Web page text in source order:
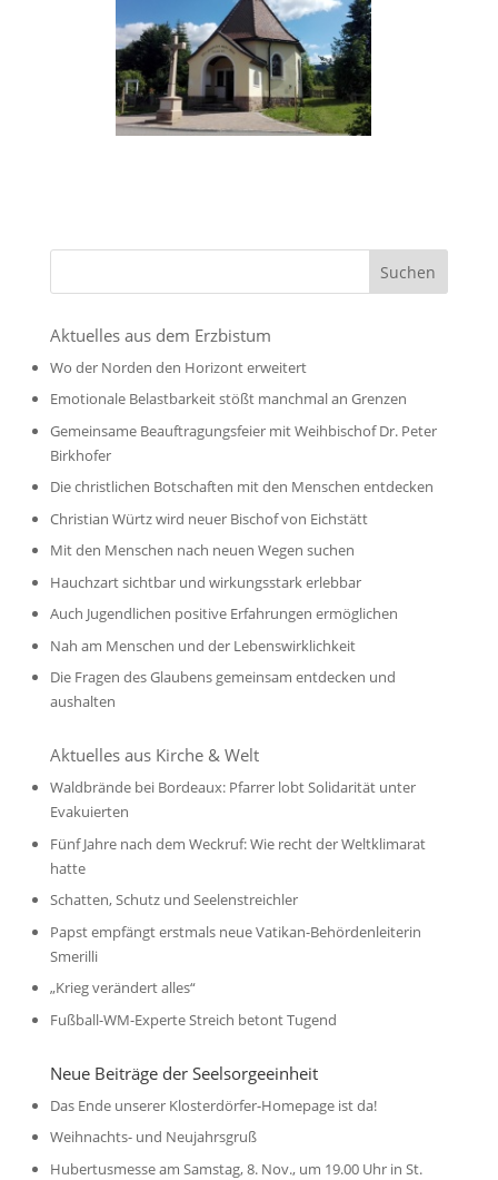
Aktuelles aus dem Erzbistum
Wo der Norden den Horizont erweitert
Emotionale Belastbarkeit stößt manchmal an Grenzen
Gemeinsame Beauftragungsfeier mit Weihbischof Dr. Peter
Birkhofer
Die christlichen Botschaften mit den Menschen entdecken
Christian Würtz wird neuer Bischof von Eichstätt
Mit den Menschen nach neuen Wegen suchen
Hauchzart sichtbar und wirkungsstark erlebbar
Auch Jugendlichen positive Erfahrungen ermöglichen
Nah am Menschen und der Lebenswirklichkeit
Die Fragen des Glaubens gemeinsam entdecken und
aushalten
Aktuelles aus Kirche & Welt
Waldbrände bei Bordeaux: Pfarrer lobt Solidarität unter
Evakuierten
Fünf Jahre nach dem Weckruf: Wie recht der Weltklimarat
hatte
Schatten, Schutz und Seelenstreichler
Papst empfängt erstmals neue Vatikan-Behördenleiterin
Smerilli
„Krieg verändert alles“
Fußball-WM-Experte Streich betont Tugend
Neue Beiträge der Seelsorgeeinheit
Das Ende unserer Klosterdörfer-Homepage ist da!
Weihnachts- und Neujahrsgruß
Hubertusmesse am Samstag, 8. Nov., um 19.00 Uhr in St.